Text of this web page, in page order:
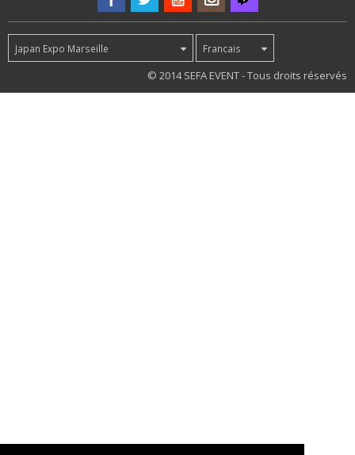
Japan Expo Marseille Francais
© 2014 SEFA EVENT - Tous droits réservés